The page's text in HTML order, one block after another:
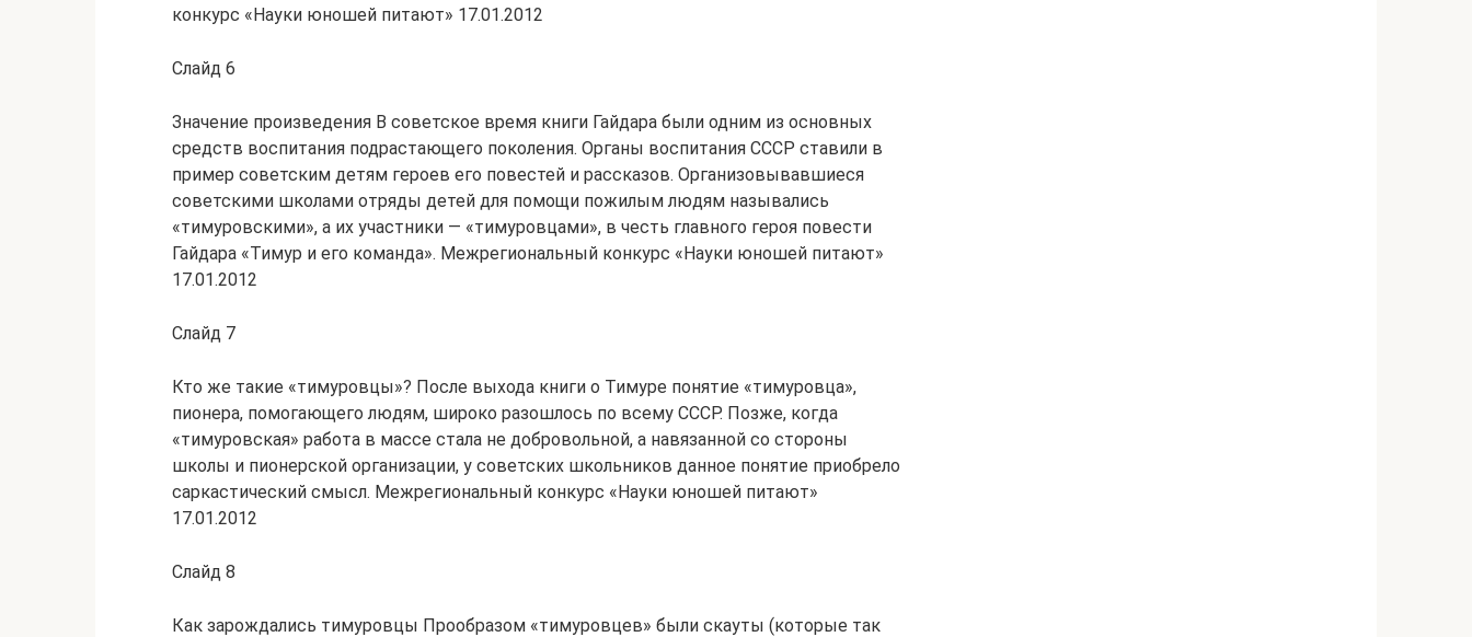
конкурс «Науки юношей питают» 17.01.2012
Слайд 6
Значение произведения В советское время книги Гайдара были одним из основных
средств воспитания подрастающего поколения. Органы воспитания СССР ставили в
пример советским детям героев его повестей и рассказов. Организовывавшиеся
советскими школами отряды детей для помощи пожилым людям назывались
«тимуровскими», а их участники — «тимуровцами», в честь главного героя повести
Гайдара «Тимур и его команда». Межрегиональный конкурс «Науки юношей питают»
17.01.2012
Слайд 7
Кто же такие «тимуровцы»? После выхода книги о Тимуре понятие «тимуровца»,
пионера, помогающего людям, широко разошлось по всему СССР. Позже, когда
«тимуровская» работа в массе стала не добровольной, а навязанной со стороны
школы и пионерской организации, у советских школьников данное понятие приобрело
саркастический смысл. Межрегиональный конкурс «Науки юношей питают»
17.01.2012
Слайд 8
Как зарождались тимуровцы Прообразом «тимуровцев» были скауты (которые так